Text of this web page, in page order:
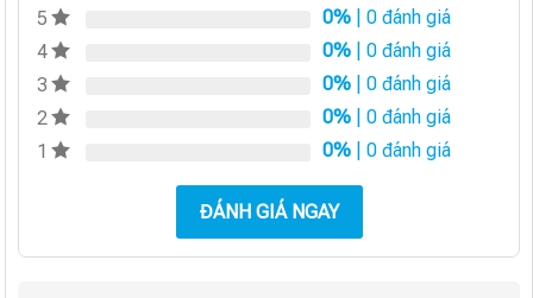
5 0% | 0 đánh giá
4
0% | 0 đánh giá
3
0% | 0 đánh giá
2
0% | 0 đánh giá
1
0% | 0 đánh giá
ĐÁNH GIÁ NGAY